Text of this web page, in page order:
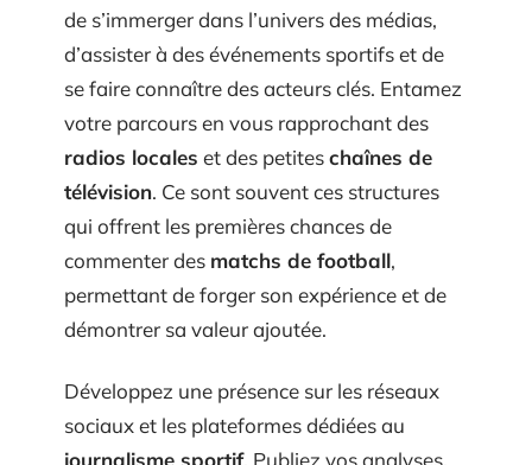
de s’immerger dans l’univers des médias,
d’assister à des événements sportifs et de
se faire connaître des acteurs clés. Entamez
votre parcours en vous rapprochant des
radios locales et des petiteschaînes de
télévision. Ce sont souvent ces structures
qui offrent les premières chances de
commenter des matchs de football,
permettant de forger son expérience et de
démontrer sa valeur ajoutée.
Développez une présence sur les réseaux
sociaux et les plateformes dédiées au
journalisme sportif. Publiez vos analyses,